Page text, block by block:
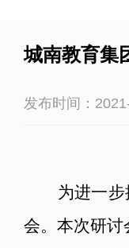
城南教育集
发布时间：
为进一
会。本次研讨